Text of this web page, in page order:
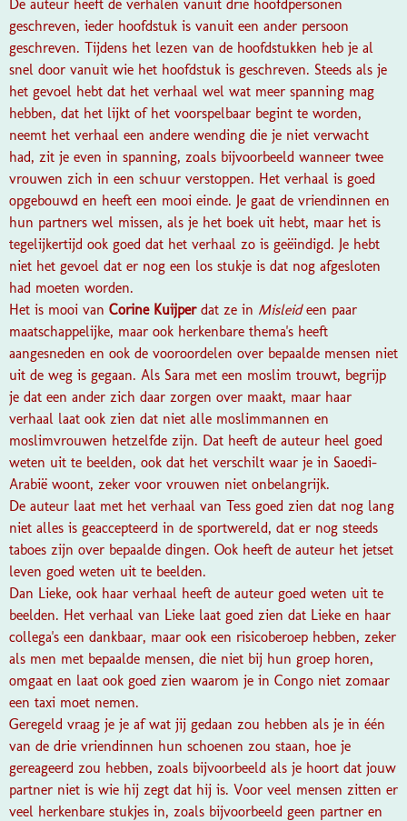
De auteur heeft de verhalen vanuit drie hoofdpersonen
geschreven, ieder hoofdstuk is vanuit een ander persoon
geschreven. Tijdens het lezen van de hoofdstukken heb je al
snel door vanuit wie het hoofdstuk is geschreven. Steeds als je
het gevoel hebt dat het verhaal wel wat meer spanning mag
hebben, dat het lijkt of het voorspelbaar begint te worden,
neemt het verhaal een andere wending die je niet verwacht
had, zit je even in spanning, zoals bijvoorbeeld wanneer twee
vrouwen zich in een schuur verstoppen. Het verhaal is goed
opgebouwd en heeft een mooi einde. Je gaat de vriendinnen en
hun partners wel missen, als je het boek uit hebt, maar het is
tegelijkertijd ook goed dat het verhaal zo is geëindigd. Je hebt
niet het gevoel dat er nog een los stukje is dat nog afgesloten
had moeten worden.
Het is mooi van Corine Kuijper dat ze in Misleid een paar
maatschappelijke, maar ook herkenbare thema's heeft
aangesneden en ook de vooroordelen over bepaalde mensen niet
uit de weg is gegaan. Als Sara met een moslim trouwt, begrijp
je dat een ander zich daar zorgen over maakt, maar haar
verhaal laat ook zien dat niet alle moslimmannen en
moslimvrouwen hetzelfde zijn. Dat heeft de auteur heel goed
weten uit te beelden, ook dat het verschilt waar je in Saoedi-
Arabië woont, zeker voor vrouwen niet onbelangrijk.
De auteur laat met het verhaal van Tess goed zien dat nog lang
niet alles is geaccepteerd in de sportwereld, dat er nog steeds
taboes zijn over bepaalde dingen. Ook heeft de auteur het jetset
leven goed weten uit te beelden.
Dan Lieke, ook haar verhaal heeft de auteur goed weten uit te
beelden. Het verhaal van Lieke laat goed zien dat Lieke en haar
collega's een dankbaar, maar ook een risicoberoep hebben, zeker
als men met bepaalde mensen, die niet bij hun groep horen,
omgaat en laat ook goed zien waarom je in Congo niet zomaar
een taxi moet nemen.
Geregeld vraag je je af wat jij gedaan zou hebben als je in één
van de drie vriendinnen hun schoenen zou staan, hoe je
gereageerd zou hebben, zoals bijvoorbeeld als je hoort dat jouw
partner niet is wie hij zegt dat hij is. Voor veel mensen zitten er
veel herkenbare stukjes in, zoals bijvoorbeeld geen partner en